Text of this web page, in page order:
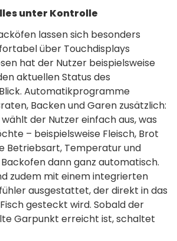
unter Kontrolle
lassen sich besonders
über Touchdisplays
hat der Nutzer beispielsweise
aktuellen Status des
Automatikprogramme
Backen und Garen zusätzlich:
der Nutzer einfach aus, was
– beispielsweise Fleisch, Brot
Betriebsart, Temperatur und
dann ganz automatisch.
zudem mit einem integrierten
ausgestattet, der direkt in das
gesteckt wird. Sobald der
Garpunkt erreicht ist, schaltet